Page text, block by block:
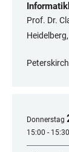
Prof. Dr.
Donnerstag
15:00 -